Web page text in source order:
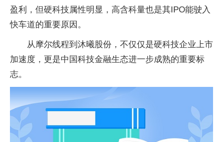
盈利，但硬科技属性明显，高含科量也是其IPO能驶入
快车道的重要原因。
从摩尔线程到沐曦股份，不仅仅是硬科技企业上市
加速度，更是中国科技金融生态进一步成熟的重要标
志。